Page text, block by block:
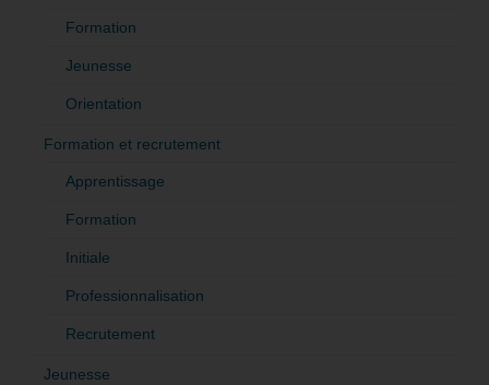
Formation
Jeunesse
Orientation
Formation et recrutement
Apprentissage
Formation
Initiale
Professionnalisation
Recrutement
Jeunesse